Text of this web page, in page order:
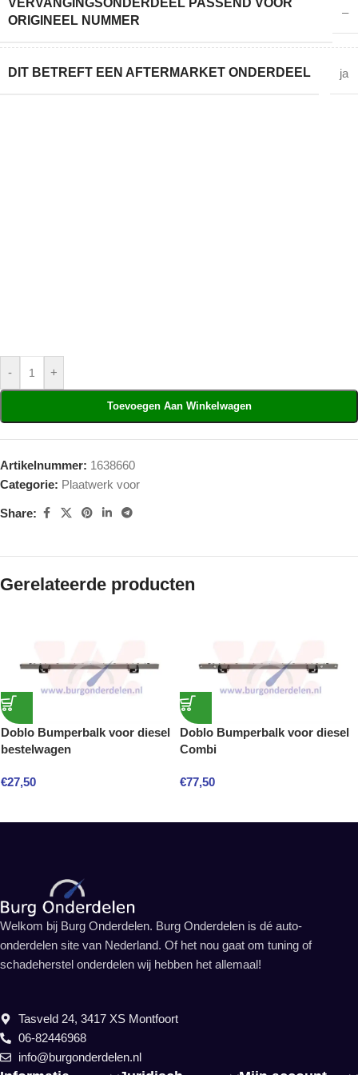
VERVANGINGSONDERDEEL PASSEND VOOR
ORIGINEEL NUMMER
–
DIT BETREFT EEN AFTERMARKET ONDERDEEL ja
- +
Toevoegen Aan Winkelwagen
Artikelnummer: 1638660
Categorie: Plaatwerk voor
Share:
Gerelateerde producten
Doblo Bumperbalk voor diesel
bestelwagen
€27,50
Doblo Bumperbalk voor diesel
Combi
€77,50
Welkom bij Burg Onderdelen. Burg Onderdelen is dé auto-
onderdelen site van Nederland. Of het nou gaat om tuning of
schadeherstel onderdelen wij hebben het allemaal!
Tasveld 24, 3417 XS Montfoort
06-82446968
info@burgonderdelen.nl